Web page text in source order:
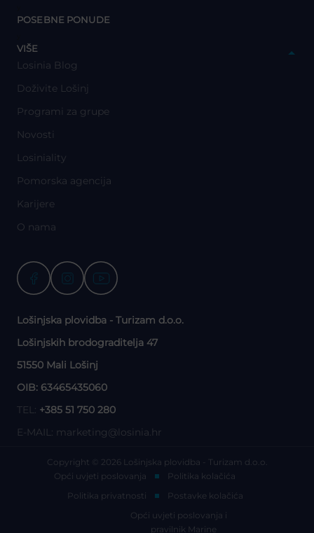
POSEBNE PONUDE
VIŠE
Losinia Blog
Doživite Lošinj
Programi za grupe
Novosti
Losiniality
Pomorska agencija
Karijere
O nama
Lošinjska plovidba - Turizam d.o.o.
Lošinjskih brodograditelja 47
51550 Mali Lošinj
OIB: 63465435060
TEL: +385 51 750 280
E-MAIL: marketing@losinia.hr
Copyright © 2026 Lošinjska plovidba - Turizam d.o.o.
Opći uvjeti poslovanja
Politika kolačića
Politika privatnosti
Postavke kolačića
Opći uvjeti poslovanja i
pravilnik Marine